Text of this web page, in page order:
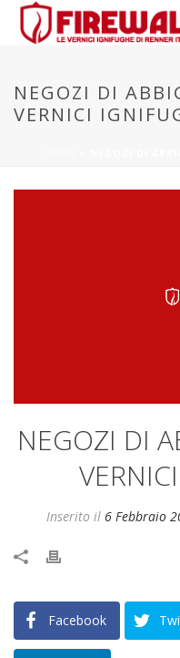
NEGOZI DI
VERNICI
NEGOZI DI
Inserito il 6 Febbraio
Facebook